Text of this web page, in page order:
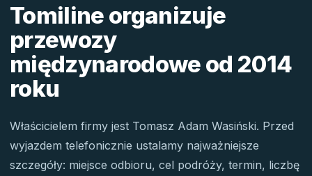
Tomiline organizuje
przewozy
międzynarodowe od 2014
roku
Właścicielem firmy jest Tomasz Adam Wasiński. Przed
wyjazdem telefonicznie ustalamy najważniejsze
szczegóły: miejsce odbioru, cel podróży, termin, liczbę